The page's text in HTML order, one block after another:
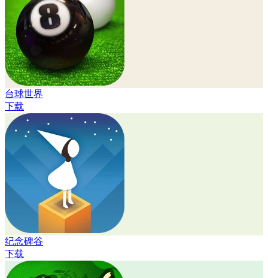
台球世界
下载
纪念碑谷
下载